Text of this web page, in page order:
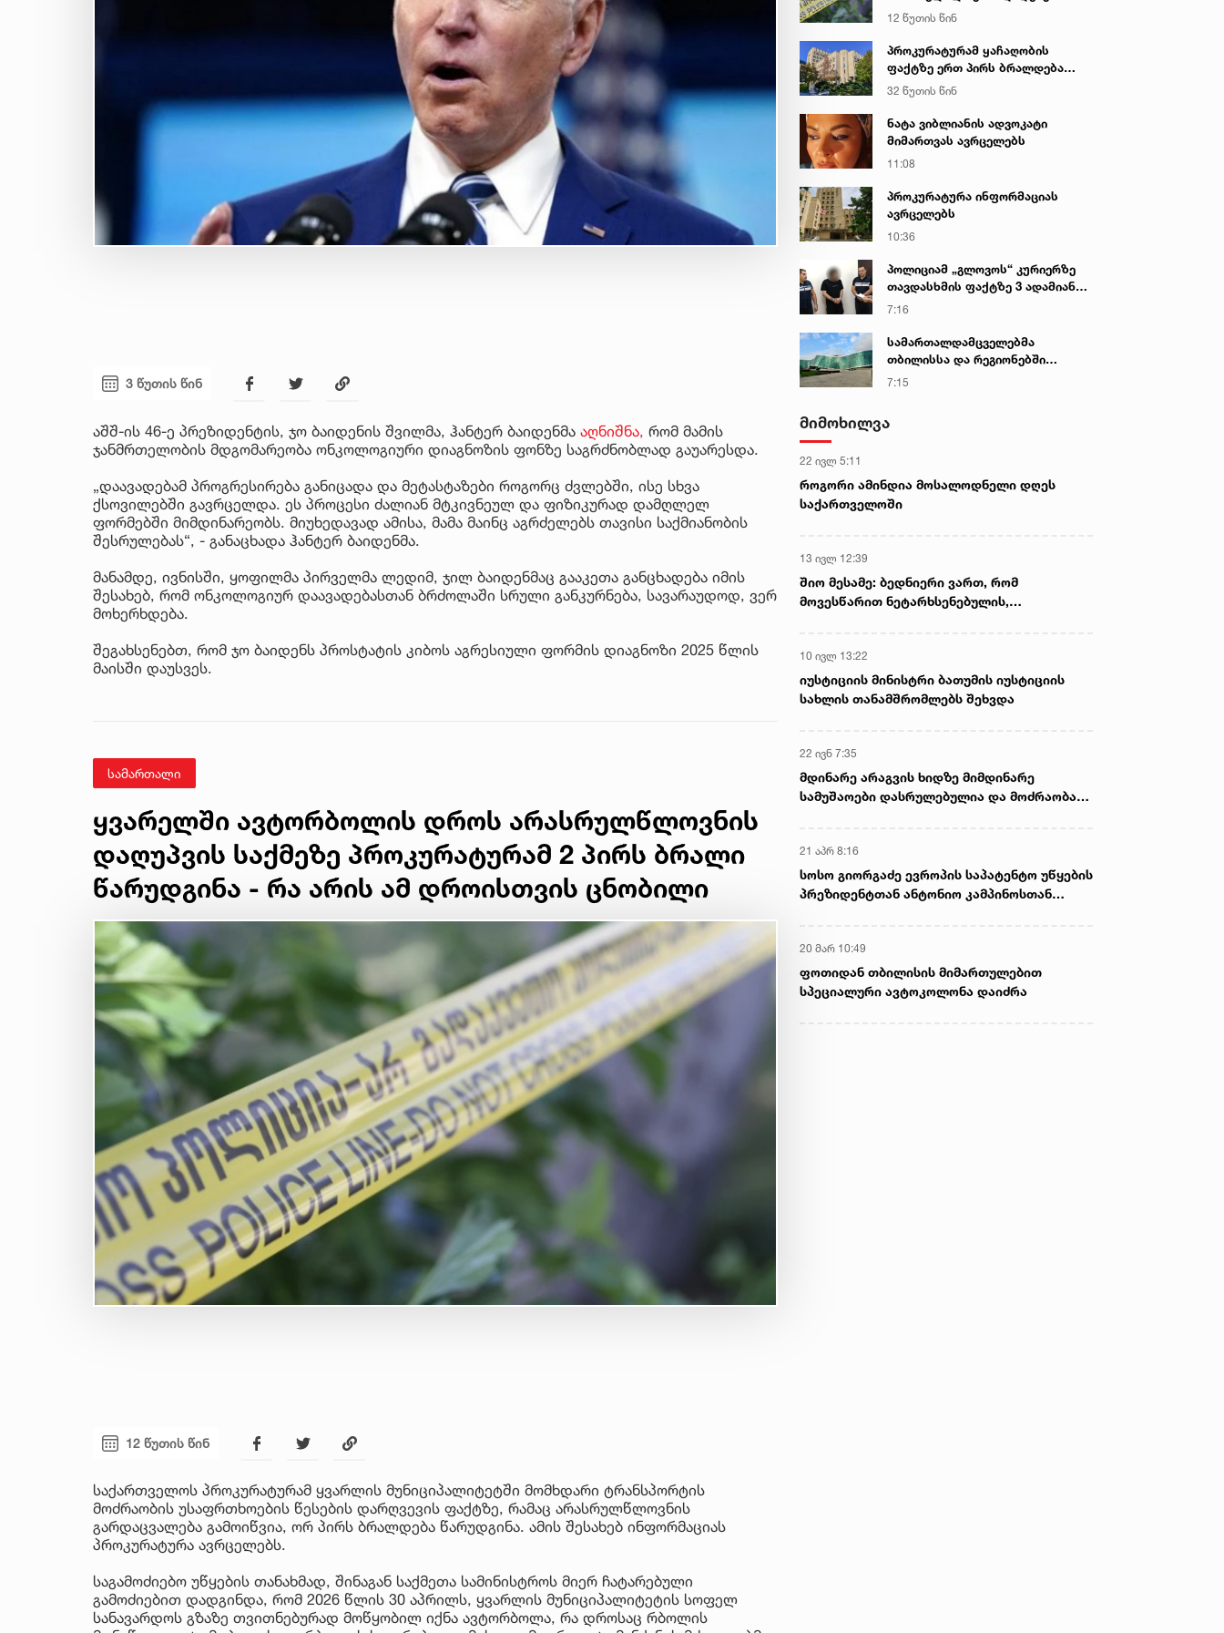
3 წუთის წინ
აშშ-ის 46-ე პრეზიდენტის, ჯო ბაიდენის შვილმა, ჰანტერ ბაიდენმა აღნიშნა, რომ მამის
ჯანმრთელობის მდგომარეობა ონკოლოგიური დიაგნოზის ფონზე საგრძნობლად გაუარესდა.
„დაავადებამ პროგრესირება განიცადა და მეტასტაზები როგორც ძვლებში, ისე სხვა
ქსოვილებში გავრცელდა. ეს პროცესი ძალიან მტკივნეულ და ფიზიკურად დამღლელ
ფორმებში მიმდინარეობს. მიუხედავად ამისა, მამა მაინც აგრძელებს თავისი საქმიანობის
შესრულებას“, - განაცხადა ჰანტერ ბაიდენმა.
მანამდე, ივნისში, ყოფილმა პირველმა ლედიმ, ჯილ ბაიდენმაც გააკეთა განცხადება იმის
შესახებ, რომ ონკოლოგიურ დაავადებასთან ბრძოლაში სრული განკურნება, სავარაუდოდ, ვერ
მოხერხდება.
შეგახსენებთ, რომ ჯო ბაიდენს პროსტატის კიბოს აგრესიული ფორმის დიაგნოზი 2025 წლის
მაისში დაუსვეს.
სამართალი
ყვარელში ავტორბოლის დროს არასრულწლოვნის
დაღუპვის საქმეზე პროკურატურამ 2 პირს ბრალი
წარუდგინა - რა არის ამ დროისთვის ცნობილი
12 წუთის წინ
საქართველოს პროკურატურამ ყვარლის მუნიციპალიტეტში მომხდარი ტრანსპორტის
მოძრაობის უსაფრთხოების წესების დარღვევის ფაქტზე, რამაც არასრულწლოვნის
გარდაცვალება გამოიწვია, ორ პირს ბრალდება წარუდგინა. ამის შესახებ ინფორმაციას
პროკურატურა ავრცელებს.
საგამოძიებო უწყების თანახმად, შინაგან საქმეთა სამინისტროს მიერ ჩატარებული
გამოძიებით დადგინდა, რომ 2026 წლის 30 აპრილს, ყვარლის მუნიციპალიტეტის სოფელ
სანავარდოს გზაზე თვითნებურად მოწყობილ იქნა ავტორბოლა, რა დროსაც რბოლის
საქმეზე პროკურატურამ 2 პირს
ბრალი წარუდგინა - რა არის ამ
დროისთვის ცნობილი
12 წუთის წინ
პროკურატურამ ყაჩაღობის
ფაქტზე ერთ პირს ბრალდება
წარუდგინა
32 წუთის წინ
ნატა ვიბლიანის ადვოკატი
მიმართვას ავრცელებს
11:08
პროკურატურა ინფორმაციას
ავრცელებს
10:36
პოლიციამ „გლოვოს“ კურიერზე
თავდასხმის ფაქტზე 3 ადამიანი
დააკავა
7:16
სამართალდამცველებმა
თბილისსა და რეგიონებში
უკანონო ცეცხლსასროლი
7:15
მიმოხილვა
22 ივლ 5:11
როგორი ამინდია მოსალოდნელი დღეს
საქართველოში
13 ივლ 12:39
შიო მესამე: ბედნიერი ვართ, რომ
მოვესწარით ნეტარხსენებულის,
10 ივლ 13:22
იუსტიციის მინისტრი ბათუმის იუსტიციის
სახლის თანამშრომლებს შეხვდა
22 ივნ 7:35
მდინარე არაგვის ხიდზე მიმდინარე
სამუშაოები დასრულებულია და მოძრაობა
21 აპრ 8:16
სოსო გიორგაძე ევროპის საპატენტო უწყების
პრეზიდენტთან ანტონიო კამპინოსთან
20 მარ 10:49
ფოთიდან თბილისის მიმართულებით
სპეციალური ავტოკოლონა დაიძრა